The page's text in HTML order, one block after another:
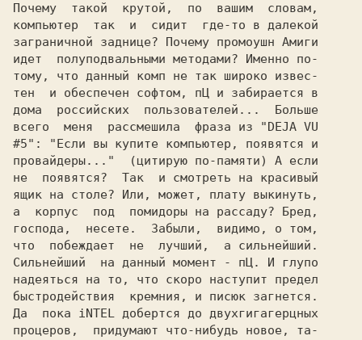
Почему  такой крутой,
по  вашим  словам,
компьютер  так  и  сидит  где-то в далекой
заграничной заднице? Почему промоушн
идет  полуподвальными методами? Именно по-
тому, что данный комп не так широко извес-
тен  и обеспечен софтом, пЦ и забирается в
дома  российских  пользователей...
всего  меня  рассмешила  фраза из "DEJA VU
#5":
"Если вы купите компьютер, появятся и
провайдеры..."
(цитирую по-памяти) А если
не  появятся? Так  и смотреть на красивый
ящик на столе? Или, может, плату выкинуть,
а  корпус  под  помидоры на рассаду? Бред,
что побеждает не
Сильнейший  на данный момент - пЦ. И глупо
надеяться на то, что скоро наступит предел
быстродействия  кремния, и
Да  пока iNTEL добертся до двуxгигагерцныx
процеров,  придумают что-нибудь новое, та-